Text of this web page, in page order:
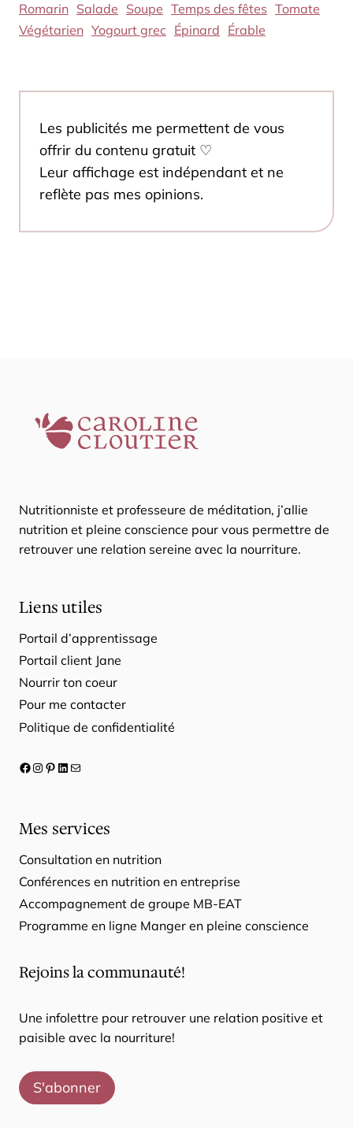
Romarin Salade Soupe Temps des fêtes Tomate
Végétarien Yogourt grec Épinard Érable
Les publicités me permettent de vous
offrir du contenu gratuit ♡
Leur affichage est indépendant et ne
reflète pas mes opinions.
Nutritionniste et professeure de méditation, j’allie
nutrition et pleine conscience pour vous permettre de
retrouver une relation sereine avec la nourriture.
Liens utiles
Portail d’apprentissage
Portail client Jane
Nourrir ton coeur
Pour me contacter
Politique de confidentialité
Facebook
Instagram
Pinterest
LinkedIn
E-mail
Mes services
Consultation en nutrition
Conférences en nutrition en entreprise
Accompagnement de groupe MB-EAT
Programme en ligne Manger en pleine conscience
Rejoins la communauté!
Une infolettre pour retrouver une relation positive et
paisible avec la nourriture!
S'abonner